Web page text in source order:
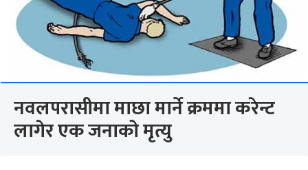
नवलपरासीमा माछा मार्ने क्रममा करेन्ट
लागेर एक जनाको मृत्यु